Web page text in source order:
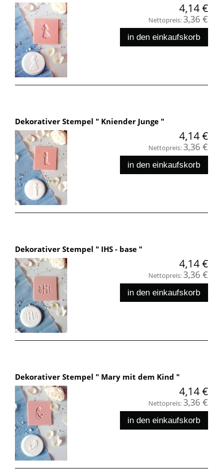
4,14 €
Nettopreis:3,36 €
in den einkaufskorb
Dekorativer Stempel " Kniender Junge "
4,14 €
Nettopreis:3,36 €
in den einkaufskorb
Dekorativer Stempel " IHS - base "
4,14 €
Nettopreis:3,36 €
in den einkaufskorb
Dekorativer Stempel " Mary mit dem Kind "
4,14 €
Nettopreis:3,36 €
in den einkaufskorb